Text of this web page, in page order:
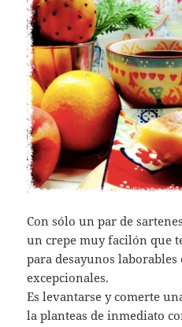
Con sólo un par de
un crepe muy facilón que
para desayunos laborables
excepcionales.
Es levantarse y comerte
la planteas de inmediato